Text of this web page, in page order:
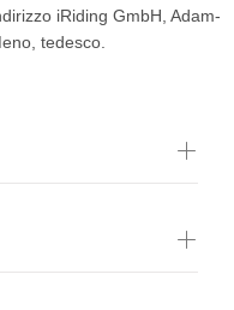
iRiding GmbH, Adam-
tedesco.